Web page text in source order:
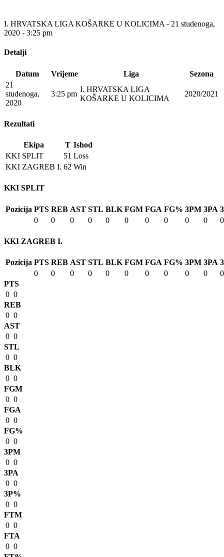
I. HRVATSKA LIGA KOŠARKE U KOLICIMA - 21 studenoga,
2020 - 3:25 pm
Detalji
Datum Vrijeme Liga
Sezona
21
studenoga,
2020
3:25 pm
I. HRVATSKA LIGA
KOŠARKE U KOLICIMA
2020/2021
Rezultati
Ekipa T Ishod
KKI SPLIT
51 Loss
KKI ZAGREB I. 62 Win
KKI SPLIT
Pozicija PTS REB AST STL BLK FGM FGA FG% 3PM 3PA
0
0 0 0 0 0 0 0 0 0 0
KKI ZAGREB I.
Pozicija PTS REB AST STL BLK FGM FGA FG% 3PM 3PA
0
0 0 0 0 0 0 0 0 0
0
PTS
0 0
REB
0 0
AST
0 0
STL
0 0
BLK
0 0
FGM
0 0
FGA
0 0
FG%
0 0
3PM
0 0
3PA
0 0
3P%
0 0
FTM
0 0
FTA
0 0